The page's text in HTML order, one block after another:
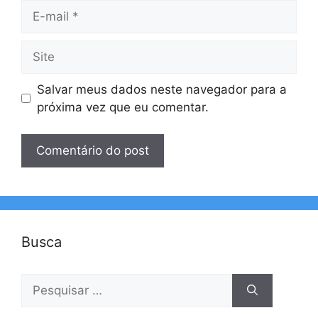
mail
Salvar meus dados neste navegador para a
próxima vez que eu comentar.
Busca
Pesquisar